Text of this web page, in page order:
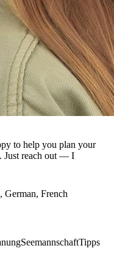
to help you plan your
Just reach out — I
German, French
SeemannschaftTipps